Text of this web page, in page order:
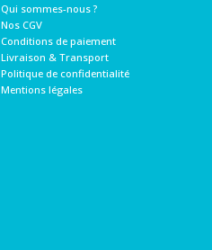
Qui sommes-nous ?
Nos CGV
Conditions de paiement
Livraison & Transport
Politique de confidentialité
Mentions légales